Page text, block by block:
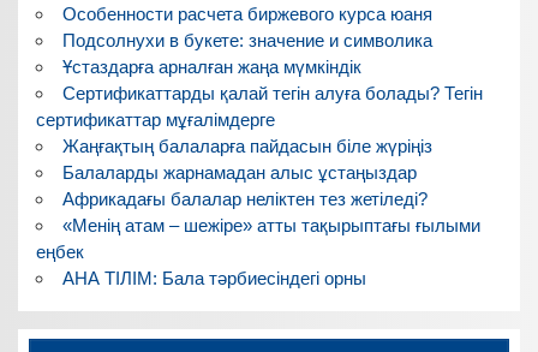
Особенности расчета биржевого курса юаня
Подсолнухи в букете: значение и символика
Ұстаздарға арналған жаңа мүмкіндік
Сертификаттарды қалай тегін алуға болады? Тегін
сертификаттар мұғалімдерге
Жаңғақтың балаларға пайдасын біле жүріңіз
Балаларды жарнамадан алыс ұстаңыздар
Африкадағы балалар неліктен тез жетіледі?
«Менің атам – шежіре» атты тақырыптағы ғылыми
еңбек
АНА ТІЛІМ: Бала тәрбиесіндегі орны